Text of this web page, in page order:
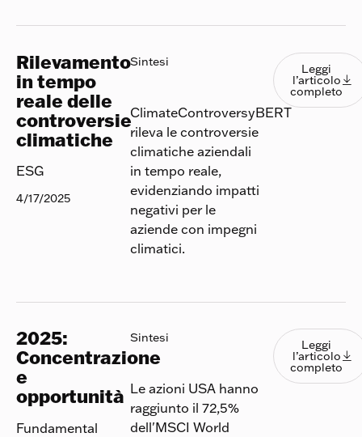
Rilevamento
in tempo
reale delle
controversie
climatiche
ESG
4/17/2025
Sintesi
ClimateControversyBERT
rileva le controversie
climatiche aziendali
in tempo reale,
evidenziando impatti
negativi per le
aziende con impegni
climatici.
Leggi
Leggi
l’articolo
completo

2025:
Concentrazione
e
opportunità
Fundamental
Sintesi
Le azioni USA hanno
raggiunto il 72,5%
dell'MSCI World
Leggi
Leggi
l’articolo
completo
